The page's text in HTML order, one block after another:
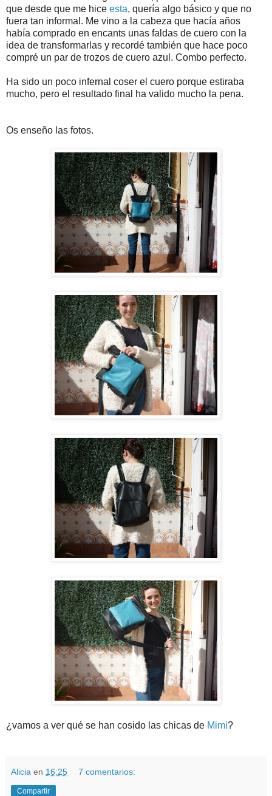
que desde que me hice esta, quería algo básico y que no
fuera tan informal. Me vino a la cabeza que hacía años
había comprado en encants unas faldas de cuero con la
idea de transformarlas y recordé también que hace poco
compré un par de trozos de cuero azul. Combo perfecto.
Ha sido un poco infernal coser el cuero porque estiraba
mucho, pero el resultado final ha valido mucho la pena.
Os enseño las fotos.
¿vamos a ver qué se han cosido las chicas de Mimi?
Alicia en 16:25 7 comentarios:
Compartir